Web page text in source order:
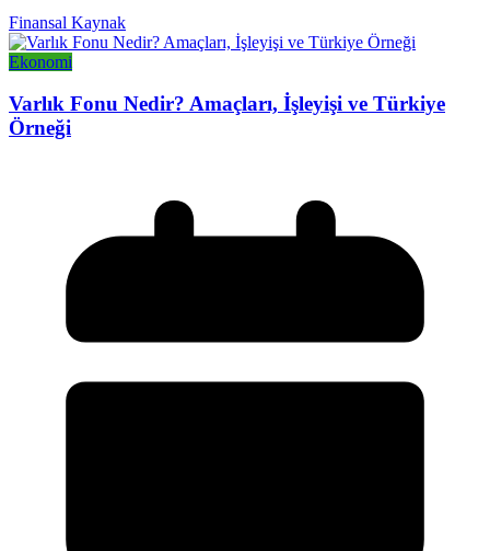
Finansal Kaynak
Ekonomi
Varlık Fonu Nedir? Amaçları, İşleyişi ve Türkiye
Örneği